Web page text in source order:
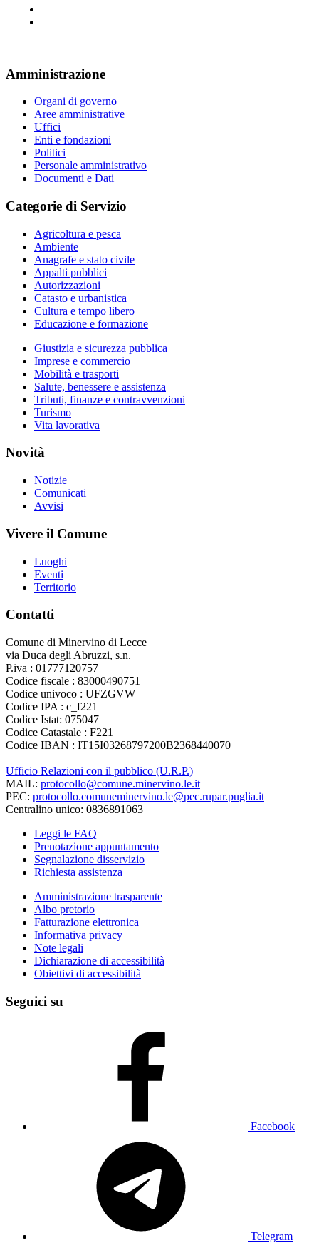
Amministrazione
Organi di governo
Aree amministrative
Uffici
Enti e fondazioni
Politici
Personale amministrativo
Documenti e Dati
Categorie di Servizio
Agricoltura e pesca
Ambiente
Anagrafe e stato civile
Appalti pubblici
Autorizzazioni
Catasto e urbanistica
Cultura e tempo libero
Educazione e formazione
Giustizia e sicurezza pubblica
Imprese e commercio
Mobilità e trasporti
Salute, benessere e assistenza
Tributi, finanze e contravvenzioni
Turismo
Vita lavorativa
Novità
Notizie
Comunicati
Avvisi
Vivere il Comune
Luoghi
Eventi
Territorio
Contatti
Comune di Minervino di Lecce
via Duca degli Abruzzi, s.n.
P.iva : 01777120757
Codice fiscale : 83000490751
Codice univoco : UFZGVW
Codice IPA : c_f221
Codice Istat: 075047
Codice Catastale : F221
Codice IBAN : IT15I03268797200B2368440070
Ufficio Relazioni con il pubblico (U.R.P.)
MAIL: protocollo@comune.minervino.le.it
PEC: protocollo.comuneminervino.le@pec.rupar.puglia.it
Centralino unico: 0836891063
Leggi le FAQ
Prenotazione appuntamento
Segnalazione disservizio
Richiesta assistenza
Amministrazione trasparente
Albo pretorio
Fatturazione elettronica
Informativa privacy
Note legali
Dichiarazione di accessibilità
Obiettivi di accessibilità
Seguici su
Facebook
Telegram